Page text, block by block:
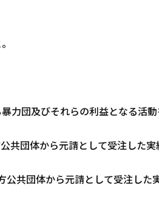
力団及びそれらの利益となる活
共団体から元請として受注した実
公共団体から元請として受注した